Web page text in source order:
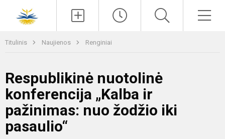
Titulinis Naujienos Renginiai
Respublikinė nuotolinė
konferencija „Kalba ir
pažinimas: nuo žodžio iki
pasaulio“